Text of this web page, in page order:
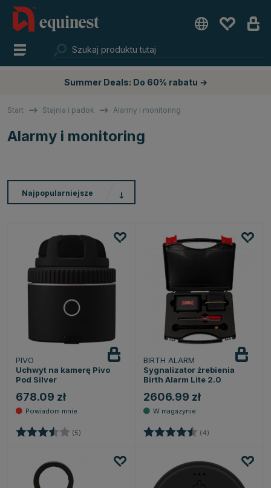
Summer Deals: Do 60% rabatu →
Start Stajnia i padok Alarmy i monitoring
Alarmy i monitoring
Najpopularniejsze
PIVO
Uchwyt na kamerę Pivo
Pod Silver
678.09 zł
Ocena: (5) 3.6 na 5 gwiazdek
BIRTH ALARM
Sygnalizator źrebienia
Birth Alarm Lite 2.0
2606.99 zł
Ocena: (4)